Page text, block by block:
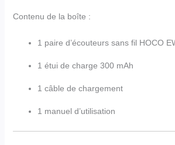
Contenu de la boîte :
1 paire d’écouteurs sans fil HOCO
1 étui de charge 300 mAh
1 câble de chargement
1 manuel d’utilisation